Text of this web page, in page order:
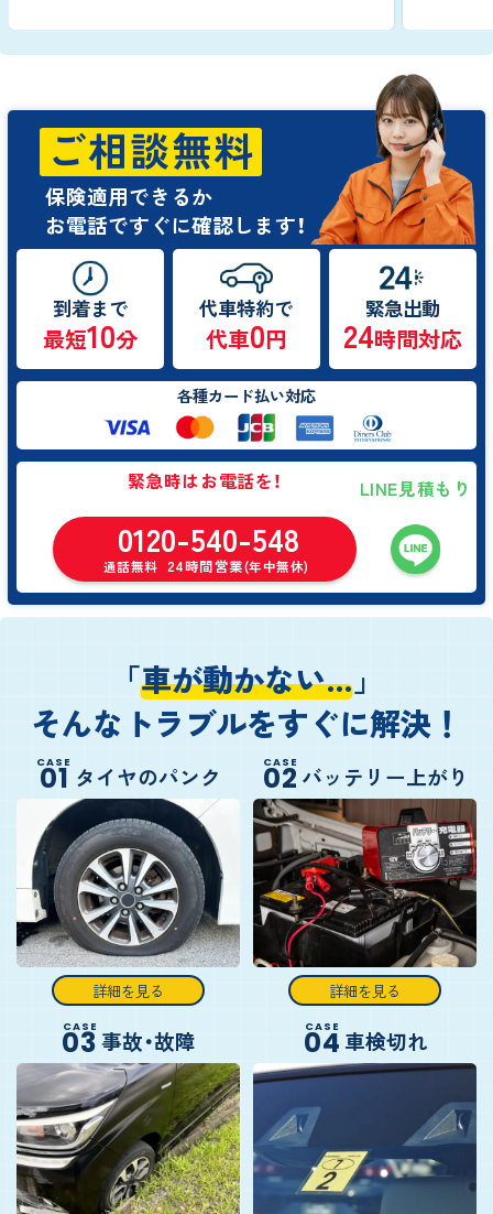
ご相談無料
保険適用できるか
お電話ですぐに確認します！
到着まで
最短10分
代車特約で
代車0円
緊急出動
24時間対応
各種カード払い対応
緊急時はお電話を！
0120-540-548
通話無料 24時間営業(年中無休)
LINE見積もり
「車が動かない…」
そんなトラブルをすぐに解決！
CASE
01 タイヤのパンク
詳細を見る
CASE
02 バッテリー上がり
詳細を見る
CASE
03事故・故障 CASE
04 車検切れ